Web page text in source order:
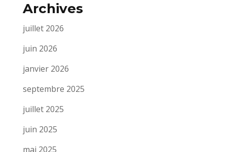
Archives
juillet 2026
juin 2026
janvier 2026
septembre 2025
juillet 2025
juin 2025
mai 2025